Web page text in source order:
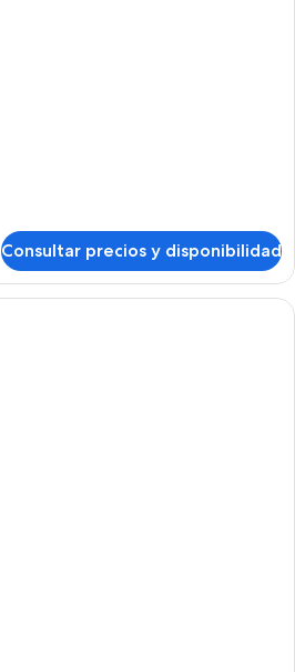
Consultar precios y disponibilidad